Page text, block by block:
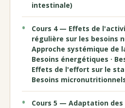
intestinale)
Cours 4 — Effets de
régulière sur les besoins
Approche systémique de
Besoins énergétiques ·
Effets de l'effort sur le
Besoins
Cours 5 — Adaptation